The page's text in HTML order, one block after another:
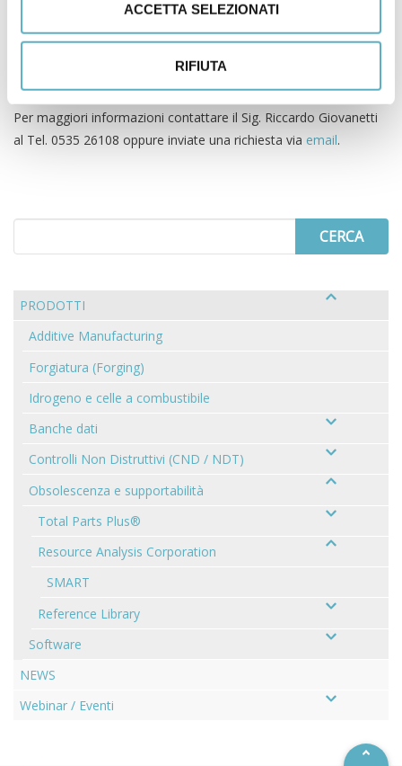
ACCETTA SELEZIONATI
RIFIUTA
Per maggiori informazioni contattare il Sig. Riccardo Giovanetti
al Tel. 0535 26108 oppure inviate una richiesta via email.
Search
PRODOTTI
Additive Manufacturing
Forgiatura (Forging)
Idrogeno e celle a combustibile
Banche dati
Controlli Non Distruttivi (CND / NDT)
Obsolescenza e supportabilità
Total Parts Plus®
Resource Analysis Corporation
SMART
Reference Library
Software
NEWS
Webinar / Eventi